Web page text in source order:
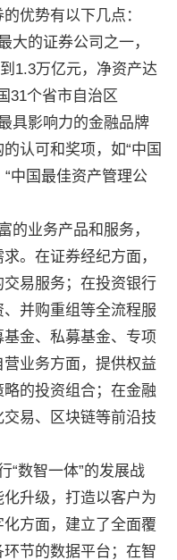
优势有以下几点：
大的证券公司之一，
1.3万亿元，净资产达
31个省市自治区
具影响力的金融品牌
认可和奖项，如“中国
“中国最佳资产管理公
的业务产品和服务，
。在证券经纪方面，
易服务；在投资银行
并购重组等全流程服
金、私募基金、专项
业务方面，提供权益
的投资组合；在金融
易、区块链等前沿技
“数智一体”的发展战
升级，打造以客户为
方面，建立了全面覆
节的数据平台；在智